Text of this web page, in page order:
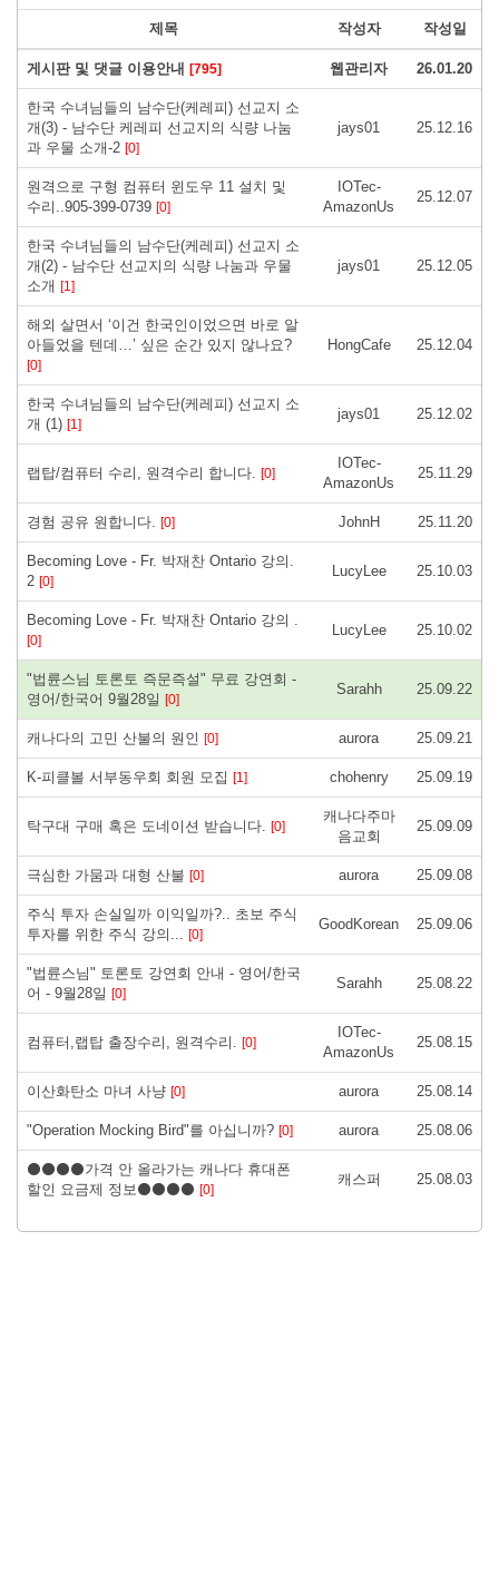
제목 작성자 작성일
게시판 및 댓글 이용안내 [795] 웹관리자 26.01.20
한국 수녀님들의 남수단(케레피) 선교지 소
개(3) - 남수단 케레피 선교지의 식량 나눔
과 우물 소개-2 [0]
jays01 25.12.16
원격으로 구형 컴퓨터 윈도우 11 설치 및
수리..905-399-0739 [0]
IOTec-
AmazonUs
25.12.07
한국 수녀님들의 남수단(케레피) 선교지 소
개(2) - 남수단 선교지의 식량 나눔과 우물
소개 [1]
jays01 25.12.05
해외 살면서 ‘이건 한국인이었으면 바로 알
아들었을 텐데…’ 싶은 순간 있지 않나요?
[0]
HongCafe 25.12.04
한국 수녀님들의 남수단(케레피) 선교지 소
개 (1) [1]
jays01 25.12.02
랩탑/컴퓨터 수리, 원격수리 합니다. [0]
IOTec-
AmazonUs
25.11.29
경험 공유 원합니다. [0] JohnH 25.11.20
Becoming Love - Fr. 박재찬 Ontario 강의.
2 [0]
LucyLee 25.10.03
Becoming Love - Fr. 박재찬 Ontario 강의 .
[0]
LucyLee 25.10.02
"법륜스님 토론토 즉문즉설" 무료 강연회 -
영어/한국어 9월28일 [0]
Sarahh 25.09.22
캐나다의 고민 산불의 원인 [0] aurora 25.09.21
K-피클볼 서부동우회 회원 모집 [1] chohenry 25.09.19
탁구대 구매 혹은 도네이션 받습니다. [0]
캐나다주마
음교회
25.09.09
극심한 가뭄과 대형 산불 [0] aurora 25.09.08
주식 투자 손실일까 이익일까?.. 초보 주식
투자를 위한 주식 강의... [0]
GoodKorean 25.09.06
"법륜스님" 토론토 강연회 안내 - 영어/한국
어 - 9월28일 [0]
Sarahh 25.08.22
컴퓨터,랩탑 출장수리, 원격수리. [0]
IOTec-
AmazonUs
25.08.15
이산화탄소 마녀 사냥 [0] aurora 25.08.14
"Operation Mocking Bird"를 아십니까? [0] aurora 25.08.06
⚫⚫⚫⚫가격 안 올라가는 캐나다 휴대폰
할인 요금제 정보⚫⚫⚫⚫ [0]
캐스퍼 25.08.03